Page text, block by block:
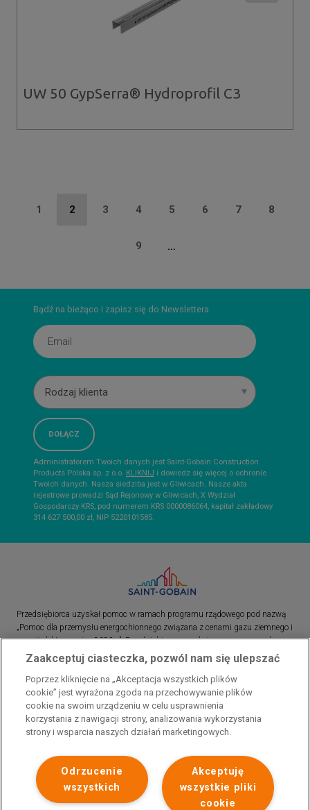
UW 50 GypSerra® Hydroprofil C3
Stronicowanie
Strona
1 Bieżąca
2 Strona
3 Strona
4 Strona
5 Strona
6 Strona
7 Strona
8
Strona
9 …
Bądź na bieżąco i zapisz się do Newslettera
Rodzaj klienta
Administratorem Twoich danych jest Saint-Gobain Construction
Products Polska sp. z o.o. KLIKNIJ i dowiedz się więcej o ochronie
Twoich danych. Nasza siedziba jest w Gliwicach. Nasze akta
rejestrowe prowadzi Sąd Rejonowy w Gliwicach, X Wydział
Gospodarczy KRS, pod numerem KRS 0000086064, kapitał zakładowy
314 627 500,00 zł, NIP 5220101585.
Przedsiębiorca uzyskał pomoc w ramach programu rządowego pod nazwą
„Pomoc dla przemysłu energochłonnego związana z cenami gazu ziemnego i
energii elektrycznej w 2023 r.”. Przedsiębiorca uzyskał pomoc w ramach
programu rządowego pod nazwą: „Pomoc dla sektorów energochłonnych
związana z nagłymi wzrostami cen gazu ziemnego i energii elektrycznej w
2022 r.”
Zaakceptuj ciasteczka, pozwól nam się ulepszać
Poprzez kliknięcie na „Akceptacja wszystkich plików
cookie” jest wyrażona zgoda na przechowywanie plików
cookie na swoim urządzeniu w celu usprawnienia
korzystania z nawigacji strony, analizowania wykorzystania
strony i wsparcia naszych działań marketingowych.
Akceptuję
wszystkie pliki
cookie
Odrzucenie
wszystkich